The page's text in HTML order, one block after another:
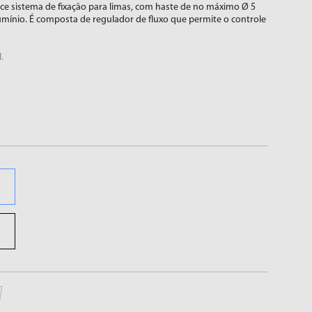
sistema de fixação para limas, com haste de no máximo Ø 5
É composta de regulador de fluxo que permite o controle